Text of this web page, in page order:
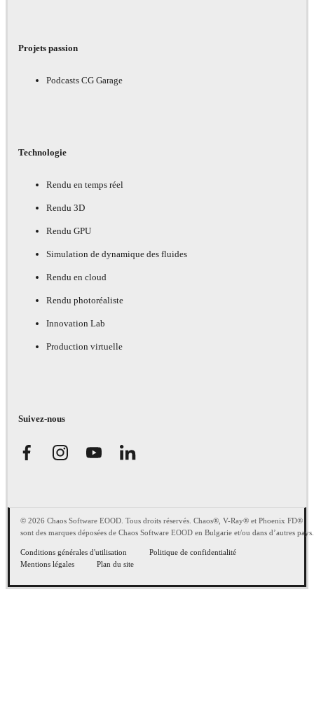
Projets passion
Podcasts CG Garage
Technologie
Rendu en temps réel
Rendu 3D
Rendu GPU
Simulation de dynamique des fluides
Rendu en cloud
Rendu photoréaliste
Innovation Lab
Production virtuelle
Suivez-nous
© 2026 Chaos Software EOOD. Tous droits réservés. Chaos®, V-Ray® et Phoenix FD®
sont des marques déposées de Chaos Software EOOD en Bulgarie et/ou dans d’autres pays.
Conditions générales d'utilisation
Politique de confidentialité
Mentions légales
Plan du site